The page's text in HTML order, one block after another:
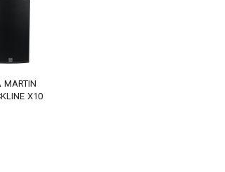
MARTIN
X10